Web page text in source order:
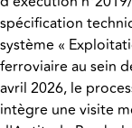
spécification
système «
ferroviaire au sein
avril 2026, le
intègre une visite